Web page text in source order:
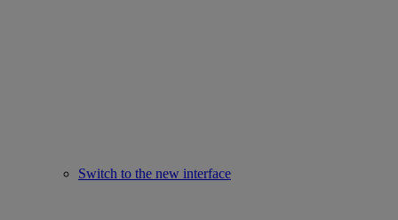
Switch to the new interface